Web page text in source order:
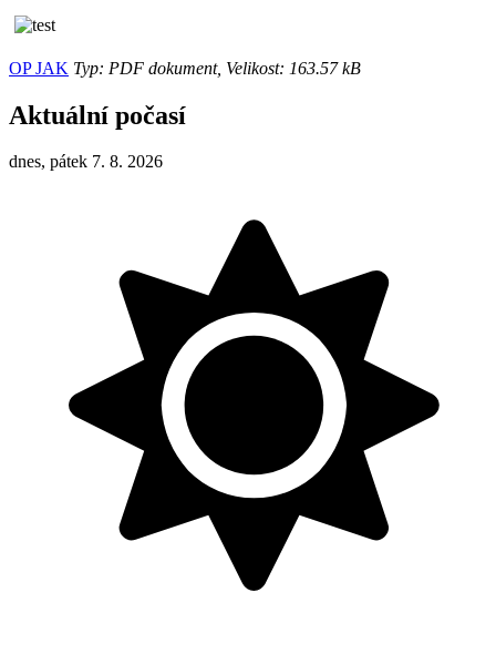
OP JAK Typ: PDF dokument, Velikost: 163.57 kB
Aktuální počasí
dnes, pátek 7. 8. 2026